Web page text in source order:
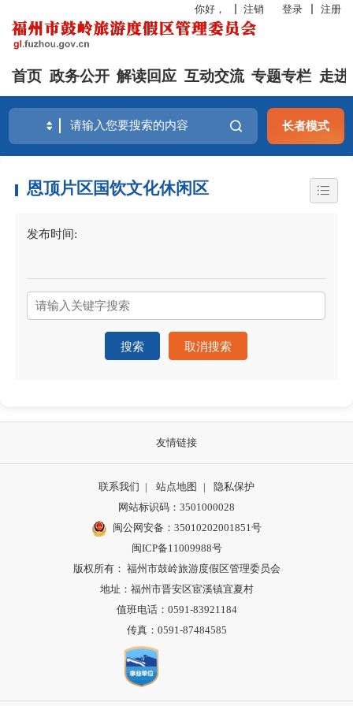
你好， 注销 登录 注册
首页 政务公开 解读回应 互动交流 专题专栏 走进
长者模式
恩顶片区国饮文化休闲区
发布时间:
搜索 取消搜索
友情链接
联系我们 | 站点地图 |
隐私保护
网站标识码：3501000028
闽公网安备：35010202001851号
闽ICP备11009988号
版权所有： 福州市鼓岭旅游度假区管理委员会
地址：福州市晋安区宦溪镇宜夏村
值班电话：0591-83921184
传真：0591-87484585